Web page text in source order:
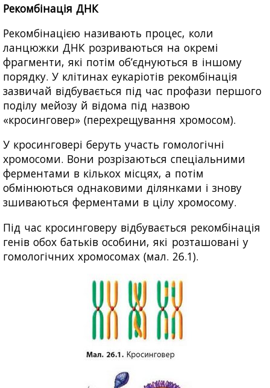
Рекомбінація ДНК
Рекомбінацією називають процес, коли
ланцюжки ДНК розриваються на окремі
фрагменти, які потім об’єднуються в іншому
порядку. У клітинах еукаріотів рекомбінація
зазвичай відбувається під час профази першого
поділу мейозу й відома під назвою
«кросинговер» (перехрещування хромосом).
У кросинговері беруть участь гомологічні
хромосоми. Вони розрізаються спеціальними
ферментами в кількох місцях, а потім
обмінюються однаковими ділянками і знову
зшиваються ферментами в цілу хромосому.
Під час кросинговеру відбувається рекомбінація
генів обох батьків особини, які розташовані у
гомологічних хромосомах (мал. 26.1).